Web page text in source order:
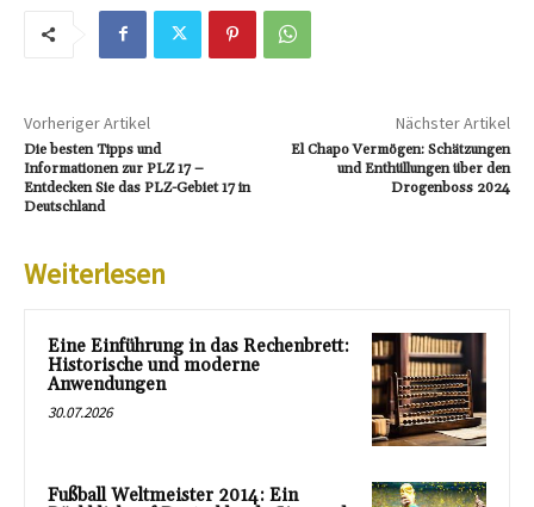
Vorheriger Artikel
Die besten Tipps und
Informationen zur PLZ 17 –
Entdecken Sie das PLZ-Gebiet 17 in
Deutschland
Nächster Artikel
El Chapo Vermögen: Schätzungen
und Enthüllungen über den
Drogenboss 2024
Weiterlesen
Eine Einführung in das Rechenbrett:
Historische und moderne
Anwendungen
30.07.2026
Fußball Weltmeister 2014: Ein